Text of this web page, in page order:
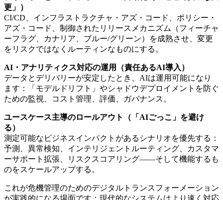
更」）
CI/CD、インフラストラクチャ・アズ・コード、ポリシー・
アズ・コード、制御されたリリースメカニズム（フィーチャ
ーフラグ、カナリア、ブルー/グリーン）を成熟させ、変更
をリスクではなくルーティンなものにする。
AI・アナリティクス対応の運用（責任あるAI導入）
データとデリバリーが安定したとき、AIは運用可能になり
ます：「モデルドリフト」やシャドウデプロイメントを防ぐ
ための監視、コスト管理、評価、ガバナンス。
ユースケース主導のロールアウト（「AIごっこ」を避け
る）
測定可能なビジネスインパクトがあるシナリオを優先する：
予測、異常検知、インテリジェントルーティング、カスタマ
ーサポート拡張、リスクスコアリング——そして機能するも
のをスケールアップする。
これが危機管理のためのデジタルトランスフォーメーション
が実践的になる場面です：現代的なシステムはより速く対応